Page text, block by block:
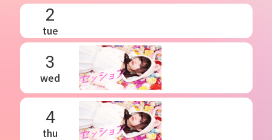
2
tue
3
wed
4
thu